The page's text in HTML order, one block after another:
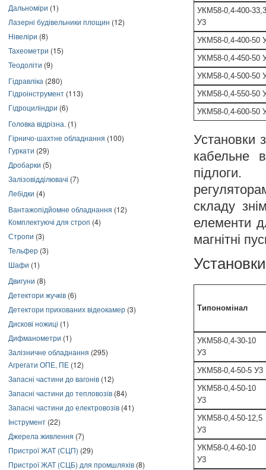
Дальноміри (1)
Лазерні будівельники площин (12)
Нівеліри (8)
Тахеометри (15)
Теодоліти (9)
Гідравліка (280)
Гідроінструмент (113)
Гідроциліндри (6)
Головка відрізна. (1)
Гірничо-шахтне обладнання (100)
Гуркати (29)
Дробарки (5)
Залізовідділювачі (7)
Лебідки (4)
Вантажопідйомне обладнання (12)
Комплектуючі для строп (4)
Стропи (3)
Тельфер (3)
Шафи (1)
Двигуни (8)
Детектори жучків (6)
Детектори прихованих відеокамер (3)
Дискові ножиці (1)
Дифманометри (1)
Залізничне обладнання (295)
Агрегати ОПЕ, ПЕ (12)
Запасні частини до вагонів (12)
Запасні частини до тепловозів (84)
Запасні частини до електровозів (41)
Інструмент (22)
Джерела живлення (7)
Пристрої ЖАТ (СЦП) (29)
Пристрої ЖАТ (СЦБ) для промшляхів (8)
УКМ58-0,4-400-33,3
У3
УКМ58-0,4-400-50
УКМ58-0,4-450-50
УКМ58-0,4-500-50
УКМ58-0,4-550-50
УКМ58-0,4-600-50
Установки
кабельне
підлоги.
складу
елементи
магнітні
Типономінал
УКМ58-0,4-30-10
У3
УКМ58-0,4-50-5 У3
УКМ58-0,4-50-10
У3
УКМ58-0,4-50-12,5
У3
УКМ58-0,4-60-10
У3